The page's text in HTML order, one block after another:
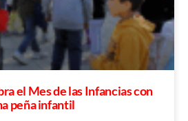
el Mes de las Infancias con
peña infantil